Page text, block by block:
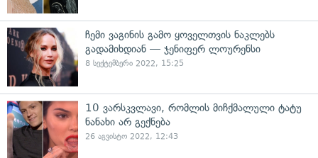
ჩემი ვაგინის გამო ყოველთვის ნაკლებს
გადამიხდიან — ჯენიფერ ლოურენსი
8 სექტემბერი 2022, 15:25
10 ვარსკვლავი, რომლის მიჩქმალული ტატუ
ნანახი არ გექნება
26 აგვისტო 2022, 12:43